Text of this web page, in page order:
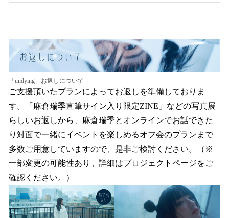
「undying」お返しについて
ご支援頂いたプランによってお返しを準備しておりま
す。「麻倉瑞季直筆サイン入り限定ZINE」などの写真展
らしいお返しから、麻倉瑞季とオンラインでお話できた
り対面で一緒にイベントを楽しめるオフ会のプランまで
多数ご用意していますので、是非ご検討ください。（※
一部変更の可能性あり , 詳細はプロジェクトページをご
確認ください。）